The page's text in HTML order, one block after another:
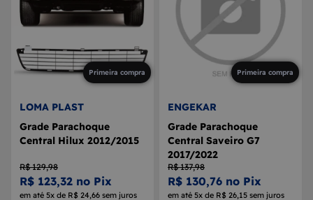
Primeira compra
LOMA PLAST
Grade Parachoque
Central Hilux 2012/2015
R$ 129,98
R$ 123,32 no Pix
em até 5x de R$ 24,66 sem juros
Primeira compra
ENGEKAR
Grade Parachoque
Central Saveiro G7
2017/2022
R$ 137,98
R$ 130,76 no Pix
em até 5x de R$ 26,15 sem juros